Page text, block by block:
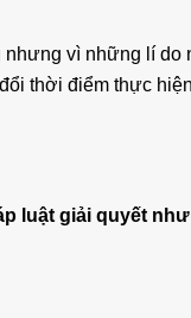
vì những lí
thời điểm thực
luật giải quyết